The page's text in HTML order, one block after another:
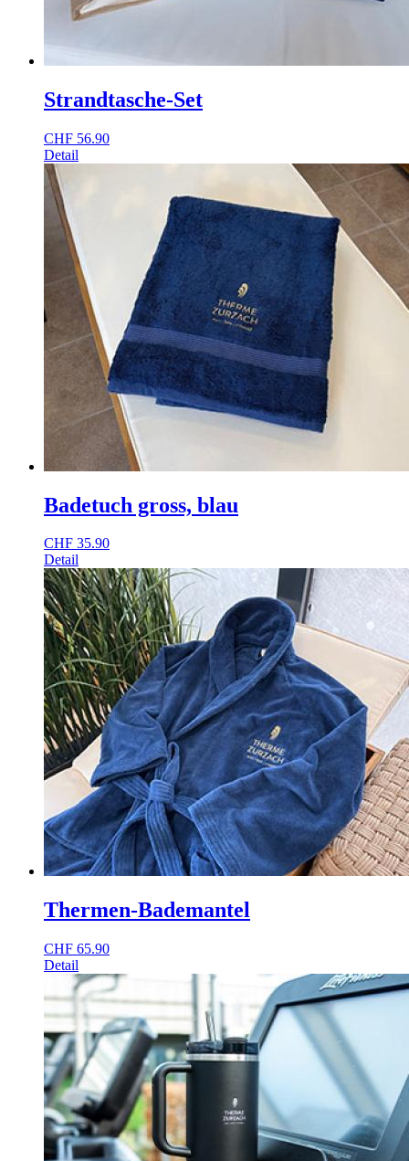
Strandtasche-Set
CHF 56.90
Detail
Badetuch gross, blau
CHF 35.90
Detail
Thermen-Bademantel
CHF 65.90
Detail